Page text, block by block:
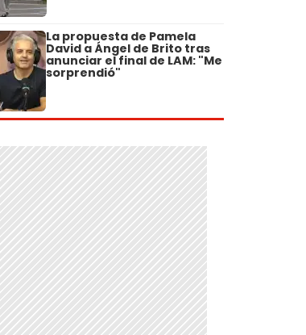
La propuesta de Pamela
David a Ángel de Brito tras
anunciar el final de LAM: "Me
sorprendió"